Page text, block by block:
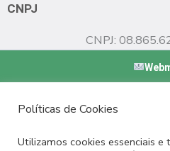
CNPJ
CNPJ:
Políticas de Cookies
Utilizamos cookies essenciais